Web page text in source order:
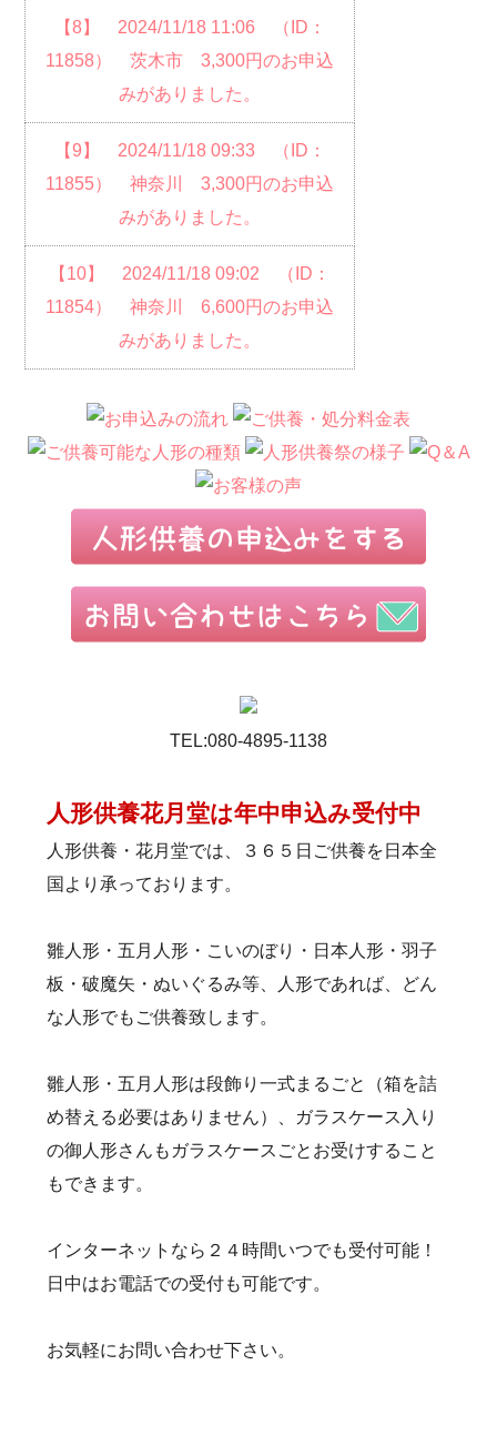
【8】 2024/11/18 11:06 （ID：
11858） 茨木市 3,300円のお申込
みがありました。
【9】 2024/11/18 09:33 （ID：
11855） 神奈川 3,300円のお申込
みがありました。
【10】 2024/11/18 09:02 （ID：
11854） 神奈川 6,600円のお申込
みがありました。
TEL:080-4895-1138
人形供養花月堂は年中申込み受付中
人形供養・花月堂では、３６５日ご供養を日本全
国より承っております。
雛人形・五月人形・こいのぼり・日本人形・羽子
板・破魔矢・ぬいぐるみ等、人形であれば、どん
な人形でもご供養致します。
雛人形・五月人形は段飾り一式まるごと（箱を詰
め替える必要はありません）、ガラスケース入り
の御人形さんもガラスケースごとお受けすること
もできます。
インターネットなら２４時間いつでも受付可能！
日中はお電話での受付も可能です。
お気軽にお問い合わせ下さい。